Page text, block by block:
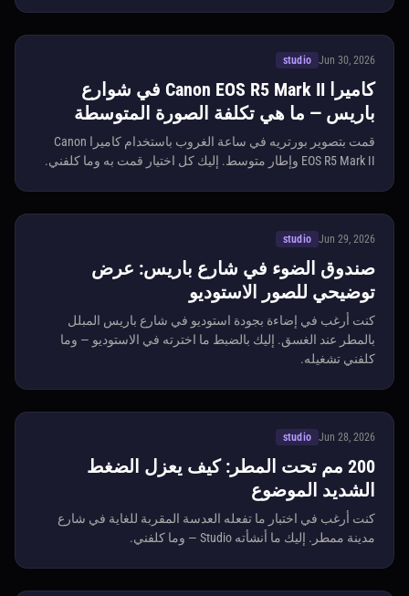
Jun 30, 2026
studio
كاميرا Canon EOS R5 Mark II في شوارع
باريس — ما هي تكلفة الصورة المتوسطة
قمت بتصوير بورتريه في ساعة الغروب باستخدام كاميرا Canon
EOS R5 Mark II وإطار متوسط. إليك كل اختيار قمت به وما كلفني.
Jun 29, 2026
studio
صندوق الضوء في شارع باريس: عرض
توضيحي للصور الاستوديو
كنت أرغب في إضاءة بجودة استوديو في شارع باريس المبلل
بالمطر عند الغسق. إليك بالضبط ما اخترته في الاستوديو — وما
كلفني تشغيله.
Jun 28, 2026
studio
200 مم تحت المطر: كيف يعزل الضغط
الشديد الموضوع
كنت أرغب في اختبار ما تفعله العدسة المقربة للغاية في شارع
مدينة ممطر. إليك ما أنشأته Studio — وما كلفني.